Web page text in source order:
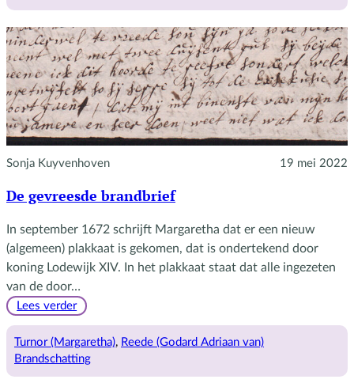
Sonja Kuyvenhoven 19 mei 2022
De gevreesde brandbrief
In september 1672 schrijft Margaretha dat er een nieuw
(algemeen) plakkaat is gekomen, dat is ondertekend door
koning Lodewijk XIV. In het plakkaat staat dat alle ingezeten
van de door…
Lees verder:
gevreesde
brandbrief
Turnor (Margaretha), Reede (Godard Adriaan van)
Brandschatting